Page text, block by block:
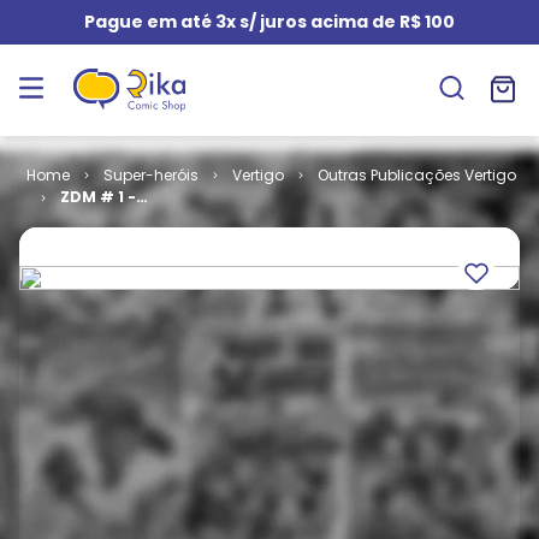
Pague em até 3x s/ juros acima de R$ 100
Super-heróis Vertigo
Outras Publicações Vertigo
ZDM # 1 -
Terra de